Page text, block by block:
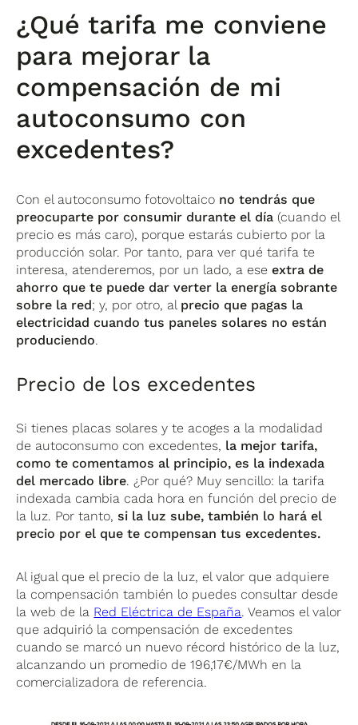
proveedores y protege contra aumentos de
precios.
Autoconsumo inteligente: Utilizar baterías
virtuales optimiza el rendimiento de la energía
producida.
¿Qué tarifa me conviene
para mejorar la
compensación de mi
autoconsumo con
excedentes?
Con el autoconsumo fotovoltaico no tendrás que
preocuparte por consumir durante el día (cuando el
precio es más caro), porque estarás cubierto por la
producción solar. Por tanto, para ver qué tarifa te
interesa, atenderemos, por un lado, a eseextra de
ahorro que te puede dar verter la energía sobrante
sobre la red; y, por otro, al precio que pagas la
electricidad cuando tus paneles solares no están
produciendo.
Precio de los excedentes
Si tienes placas solares y te acoges a la modalidad
de autoconsumo con excedentes, la mejor tarifa,
como te comentamos al principio, es la indexada
del mercado libre. ¿Por qué? Muy sencillo: la tarifa
indexada cambia cada hora en función del precio de
la luz. Por tanto,si la luz sube, también lo hará el
precio por el que te compensan tus excedentes.
Al igual que el precio de la luz, el valor que adquiere
la compensación también lo puedes consultar desde
la web de la Red Eléctrica de España. Veamos el valor
que adquirió la compensación de excedentes
cuando se marcó un nuevo récord histórico de la luz,
alcanzando un promedio de 196,17€/MWh en la
comercializadora de referencia.